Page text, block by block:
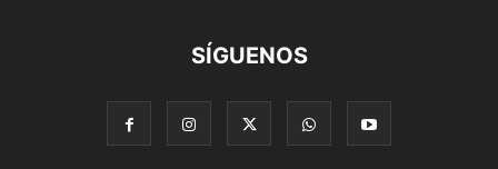
SÍGUENOS